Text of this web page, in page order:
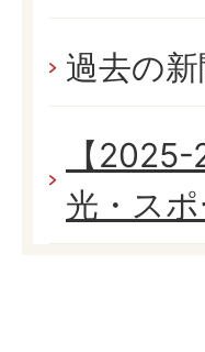
過去の
【
光・ス